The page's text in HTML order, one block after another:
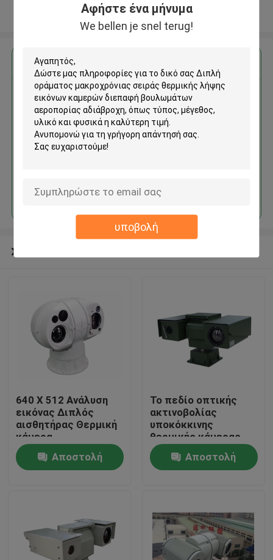
Αφήστε ένα μήνυμα
We bellen je snel terug!
υποβολή
Σχετικά με εμάς
Δείτε περισσότερων
Αποκτήστε την καλύτερη τιμή για
Διπλή οράματος μακροχρόνιας
σειράς θερμικής λήψης
εικόνων καμερών διεπαφή
βουλωμάτων αεροπορίας
Να συνεχίσει
Συνιστώμενα προϊόντα
640 X 512 Ανάλυση
εικόνας Διπλός
αισθητήρας Θερμική
κάμερα
Πολυαισθητήρας IOT
έξυπνη κάμερα
Αποστολή
Το πεδίο οπτικής
ακτινοβολίας
υποκόκκινης
θερμικής κάμερας
PTZ
Αποστολή